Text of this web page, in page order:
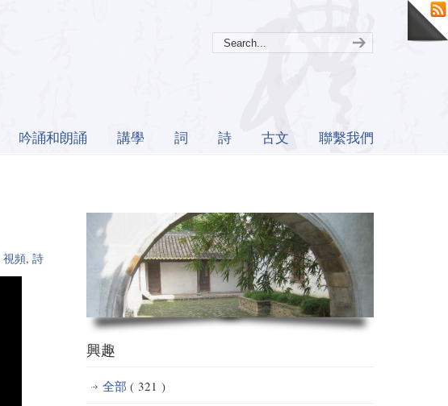
吟誦和朗誦 講學 詞 詩 古文 聯繫我們
視頻, 詩
興趣
全部 ( 321 )